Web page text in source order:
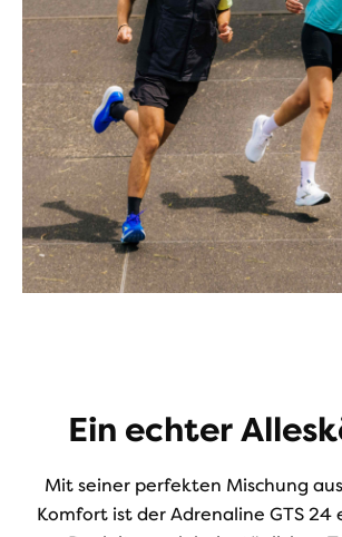
Ein echter
Mit seiner perfekten Mischung
Komfort ist der Adrenaline GTS 24